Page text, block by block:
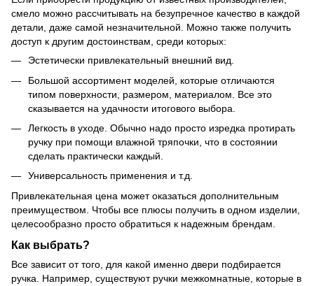
смело можно рассчитывать на безупречное качество в каждой
детали, даже самой незначительной. Можно также получить
доступ к другим достоинствам, среди которых:
Эстетически привлекательный внешний вид.
Большой ассортимент моделей, которые отличаются
типом поверхности, размером, материалом. Все это
сказывается на удачности итогового выбора.
Легкость в уходе. Обычно надо просто изредка протирать
ручку при помощи влажной тряпочки, что в состоянии
сделать практически каждый.
Универсальность применения и т.д.
Привлекательная цена может оказаться дополнительным
преимуществом. Чтобы все плюсы получить в одном изделии,
целесообразно просто обратиться к надежным брендам.
Как выбрать?
Все зависит от того, для какой именно двери подбирается
ручка. Например, существуют ручки межкомнатные, которые в